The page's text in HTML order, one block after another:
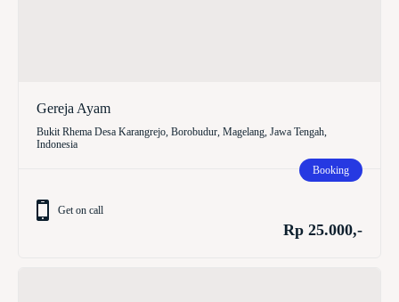
Gereja Ayam
Bukit Rhema Desa Karangrejo, Borobudur, Magelang, Jawa Tengah,
Indonesia
Booking
Get on call
Rp 25.000,-